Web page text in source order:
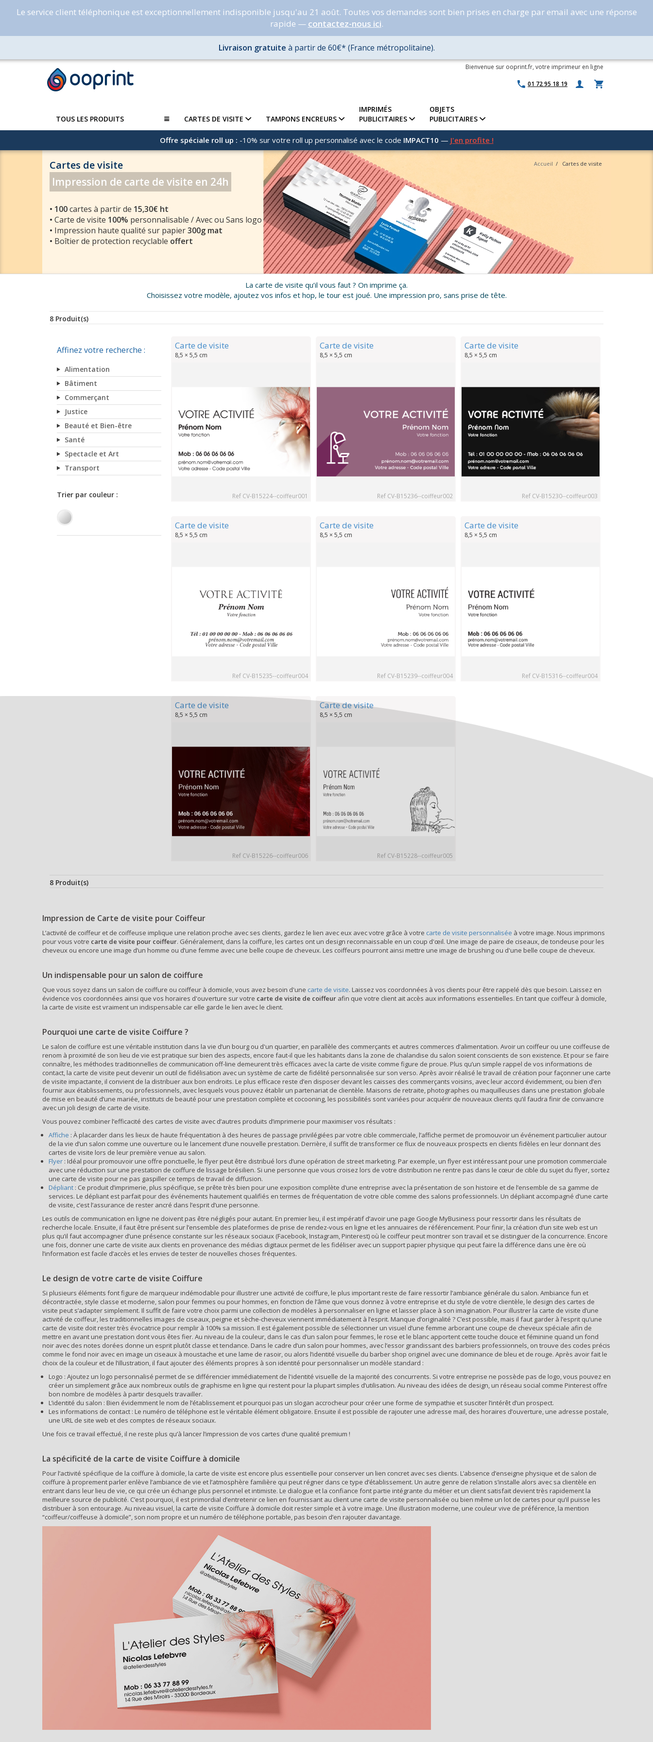
Le service client téléphonique est exceptionnellement indisponible jusqu'au 21 août. Toutes vos demandes sont bien prises en charge par email avec une réponse
rapide — contactez-nous ici.
Livraison gratuite à partir de 60€* (France métropolitaine).
Bienvenue sur ooprint.fr, votre imprimeur en ligne
01 72 95 18 19
TOUS LES PRODUITS CARTES DE VISITE TAMPONS ENCREURS
IMPRIMÉS
PUBLICITAIRES
OBJETS
PUBLICITAIRES
Offre spéciale roll up : -10% sur votre roll up personnalisé avec le code IMPACT10 — J'en profite !
Cartes de visite Accueil / Cartes de visite
Impression de carte de visite en 24h
• 100cartes à partir de 15,30€ ht
• Carte de visite 100% personnalisable / Avec ou Sans logo
• Impression haute qualité sur papier300g mat
• Boîtier de protection recyclable offert
La carte de visite qu’il vous faut ? On imprime ça.
Choisissez votre modèle, ajoutez vos infos et hop, le tour est joué. Une impression pro, sans prise de tête.
8 Produit(s)
Affinez votre recherche :
Alimentation
Bâtiment
Commerçant
Justice
Beauté et Bien-être
Santé
Spectacle et Art
Transport
Carte de visite
8,5 × 5,5 cm
Ref CV-B15224--coiffeur001
Carte de visite
8,5 × 5,5 cm
Ref CV-B15236--coiffeur002
Carte de visite
8,5 × 5,5 cm
Ref CV-B15230--coiffeur003
Carte de visite
8,5 × 5,5 cm
Ref CV-B15235--coiffeur004
Carte de visite
8,5 × 5,5 cm
Ref CV-B15239--coiffeur004
Carte de visite
8,5 × 5,5 cm
Ref CV-B15316--coiffeur004
Carte de visite
8,5 × 5,5 cm
Ref CV-B15226--coiffeur006
Carte de visite
8,5 × 5,5 cm
Ref CV-B15228--coiffeur005
8 Produit(s)
Impression de Carte de visite pour Coiffeur
L’activité de coiffeur et de coiffeuse implique une relation proche avec ses clients, gardez le lien avec eux avec votre grâce à votre carte de visite personnalisée à votre image. Nous imprimons
pour vous votre carte de visite pour coiffeur. Généralement, dans la coiffure, les cartes ont un design reconnaissable en un coup d'œil. Une image de paire de ciseaux, de tondeuse pour les
cheveux ou encore une image d’un homme ou d’une femme avec une belle coupe de cheveux. Les coiffeurs pourront ainsi mettre une image de brushing ou d'une belle coupe de cheveux.
Un indispensable pour un salon de coiffure
Que vous soyez dans un salon de coiffure ou coiffeur à domicile, vous avez besoin d'une carte de visite. Laissez vos coordonnées à vos clients pour être rappelé dès que besoin. Laissez en
évidence vos coordonnées ainsi que vos horaires d'ouverture sur votre carte de visite de coiffeur afin que votre client ait accès aux informations essentielles. En tant que coiffeur à domicile,
la carte de visite est vraiment un indispensable car elle garde le lien avec le client.
Pourquoi une carte de visite Coiffure ?
Le salon de coiffure est une véritable institution dans la vie d’un bourg ou d'un quartier, en parallèle des commerçants et autres commerces d’alimentation. Avoir un coiffeur ou une coiffeuse de
renom à proximité de son lieu de vie est pratique sur bien des aspects, encore faut-il que les habitants dans la zone de chalandise du salon soient conscients de son existence. Et pour se faire
connaître, les méthodes traditionnelles de communication off-line demeurent très efficaces avec la carte de visite comme figure de proue. Plus qu’un simple rappel de vos informations de
contact, la carte de visite peut devenir un outil de fidélisation avec un système de carte de fidélité personnalisée sur son verso. Après avoir réalisé le travail de création pour façonner une carte
de visite impactante, il convient de la distribuer aux bon endroits. Le plus efficace reste d’en disposer devant les caisses des commerçants voisins, avec leur accord évidemment, ou bien d’en
fournir aux établissements, ou professionnels, avec lesquels vous pouvez établir un partenariat de clientèle. Maisons de retraite, photographes ou maquilleuses dans une prestation globale
de mise en beauté d’une mariée, instituts de beauté pour une prestation complète et cocooning, les possibilités sont variées pour acquérir de nouveaux clients qu’il faudra finir de convaincre
avec un joli design de carte de visite.
Vous pouvez combiner l’efficacité des cartes de visite avec d’autres produits d’imprimerie pour maximiser vos résultats :
Affiche : À placarder dans les lieux de haute fréquentation à des heures de passage privilégiées par votre cible commerciale, l’affiche permet de promouvoir un événement particulier autour
de la vie d’un salon comme une ouverture ou le lancement d’une nouvelle prestation. Derrière, il suffit de transformer ce flux de nouveaux prospects en clients fidèles en leur donnant des
cartes de visite lors de leur première venue au salon.
Flyer : Idéal pour promouvoir une offre ponctuelle, le flyer peut être distribué lors d’une opération de street marketing. Par exemple, un flyer est intéressant pour une promotion commerciale
avec une réduction sur une prestation de coiffure de lissage brésilien. Si une personne que vous croisez lors de votre distribution ne rentre pas dans le cœur de cible du sujet du flyer, sortez
une carte de visite pour ne pas gaspiller ce temps de travail de diffusion.
Dépliant : Ce produit d’imprimerie, plus spécifique, se prête très bien pour une exposition complète d’une entreprise avec la présentation de son histoire et de l’ensemble de sa gamme de
services. Le dépliant est parfait pour des événements hautement qualifiés en termes de fréquentation de votre cible comme des salons professionnels. Un dépliant accompagné d’une carte
de visite, c’est l’assurance de rester ancré dans l’esprit d’une personne.
Les outils de communication en ligne ne doivent pas être négligés pour autant. En premier lieu, il est impératif d’avoir une page Google MyBusiness pour ressortir dans les résultats de
recherche locale. Ensuite, il faut être présent sur l’ensemble des plateformes de prise de rendez-vous en ligne et les annuaires de référencement. Pour finir, la création d’un site web est un
plus qu’il faut accompagner d’une présence constante sur les réseaux sociaux (Facebook, Instagram, Pinterest) où le coiffeur peut montrer son travail et se distinguer de la concurrence. Encore
une fois, donner une carte de visite aux clients en provenance des médias digitaux permet de les fidéliser avec un support papier physique qui peut faire la différence dans une ère où
l’information est facile d’accès et les envies de tester de nouvelles choses fréquentes.
Le design de votre carte de visite Coiffure
Si plusieurs éléments font figure de marqueur indémodable pour illustrer une activité de coiffure, le plus important reste de faire ressortir l’ambiance générale du salon. Ambiance fun et
décontractée, style classe et moderne, salon pour femmes ou pour hommes, en fonction de l’âme que vous donnez à votre entreprise et du style de votre clientèle, le design des cartes de
visite peut s’adapter simplement. Il suffit de faire votre choix parmi une collection de modèles à personnaliser en ligne et laisser place à son imagination. Pour illustrer la carte de visite d’une
activité de coiffeur, les traditionnelles images de ciseaux, peigne et sèche-cheveux viennent immédiatement à l’esprit. Manque d’originalité ? C’est possible, mais il faut garder à l’esprit qu’une
carte de visite doit rester très évocatrice pour remplir à 100% sa mission. Il est également possible de sélectionner un visuel d’une femme arborant une coupe de cheveux spéciale afin de
mettre en avant une prestation dont vous êtes fier. Au niveau de la couleur, dans le cas d’un salon pour femmes, le rose et le blanc apportent cette touche douce et féminine quand un fond
noir avec des notes dorées donne un esprit plutôt classe et tendance. Dans le cadre d’un salon pour hommes, avec l’essor grandissant des barbiers professionnels, on trouve des codes précis
comme le fond noir avec en image un ciseaux à moustache et une lame de rasoir, ou alors l’identité visuelle du barber shop originel avec une dominance de bleu et de rouge. Après avoir fait le
choix de la couleur et de l’illustration, il faut ajouter des éléments propres à son identité pour personnaliser un modèle standard :
Logo : Ajoutez un logo personnalisé permet de se différencier immédiatement de l'identité visuelle de la majorité des concurrents. Si votre entreprise ne possède pas de logo, vous pouvez en
créer un simplement grâce aux nombreux outils de graphisme en ligne qui restent pour la plupart simples d’utilisation. Au niveau des idées de design, un réseau social comme Pinterest offre
bon nombre de modèles à partir desquels travailler.
L’identité du salon : Bien évidemment le nom de l’établissement et pourquoi pas un slogan accrocheur pour créer une forme de sympathie et susciter l’intérêt d’un prospect.
Les informations de contact : Le numéro de téléphone est le véritable élément obligatoire. Ensuite il est possible de rajouter une adresse mail, des horaires d’ouverture, une adresse postale,
une URL de site web et des comptes de réseaux sociaux.
Une fois ce travail effectué, il ne reste plus qu’à lancer l’impression de vos cartes d’une qualité premium !
La spécificité de la carte de visite Coiffure à domicile
Pour l’activité spécifique de la coiffure à domicile, la carte de visite est encore plus essentielle pour conserver un lien concret avec ses clients. L’absence d’enseigne physique et de salon de
coiffure à proprement parler enlève l’ambiance de vie et l’atmosphère familière qui peut régner dans ce type d’établissement. Un autre genre de relation s’installe alors avec sa clientèle en
entrant dans leur lieu de vie, ce qui crée un échange plus personnel et intimiste. Le dialogue et la confiance font partie intégrante du métier et un client satisfait devient très rapidement la
meilleure source de publicité. C’est pourquoi, il est primordial d’entretenir ce lien en fournissant au client une carte de visite personnalisée ou bien même un lot de cartes pour qu’il puisse les
distribuer à son entourage. Au niveau visuel, la carte de visite Coiffure à domicile doit rester simple et à votre image. Une illustration moderne, une couleur vive de préférence, la mention
“coiffeur/coiffeuse à domicile”, son nom propre et un numéro de téléphone portable, pas besoin d’en rajouter davantage.